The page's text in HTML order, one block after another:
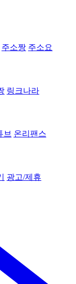
주소짱 주소요
링크나라
브 온리팬스
광고/제휴